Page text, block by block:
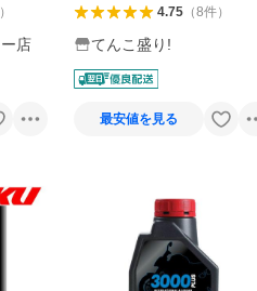
店
4.75（8件）
てんこ盛り!
最安値を見る